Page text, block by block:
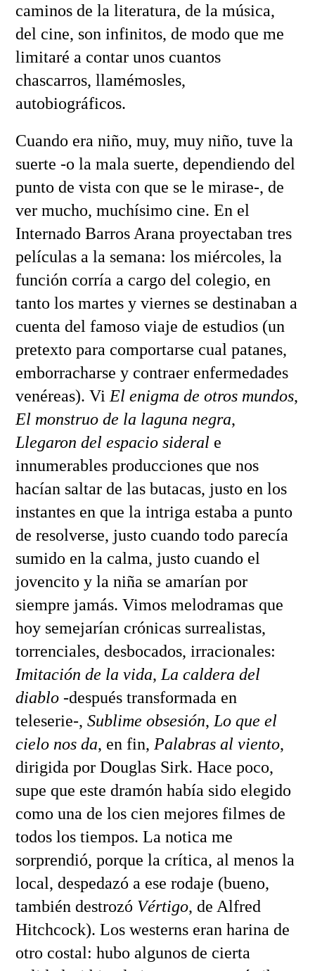
caminos de la literatura, de la música,
del cine, son infinitos, de modo que me
limitaré a contar unos cuantos
chascarros, llamémosles,
autobiográficos.
Cuando era niño, muy, muy niño, tuve la
suerte -o la mala suerte, dependiendo del
punto de vista con que se le mirase-, de
ver mucho, muchísimo cine. En el
Internado Barros Arana proyectaban tres
películas a la semana: los miércoles, la
función corría a cargo del colegio, en
tanto los martes y viernes se destinaban a
cuenta del famoso viaje de estudios (un
pretexto para comportarse cual patanes,
emborracharse y contraer enfermedades
venéreas). Vi El enigma de otros mundos,
El monstruo de la laguna negra,
Llegaron del espacio sideral e
innumerables producciones que nos
hacían saltar de las butacas, justo en los
instantes en que la intriga estaba a punto
de resolverse, justo cuando todo parecía
sumido en la calma, justo cuando el
jovencito y la niña se amarían por
siempre jamás. Vimos melodramas que
hoy semejarían crónicas surrealistas,
torrenciales, desbocados, irracionales:
Imitación de la vida, La caldera del
diablo -después transformada en
teleserie-, Sublime obsesión, Lo que el
cielo nos da, en fin, Palabras al viento,
dirigida por Douglas Sirk. Hace poco,
supe que este dramón había sido elegido
como una de los cien mejores filmes de
todos los tiempos. La notica me
sorprendió, porque la crítica, al menos la
local, despedazó a ese rodaje (bueno,
también destrozó Vértigo, de Alfred
Hitchcock). Los westerns eran harina de
otro costal: hubo algunos de cierta